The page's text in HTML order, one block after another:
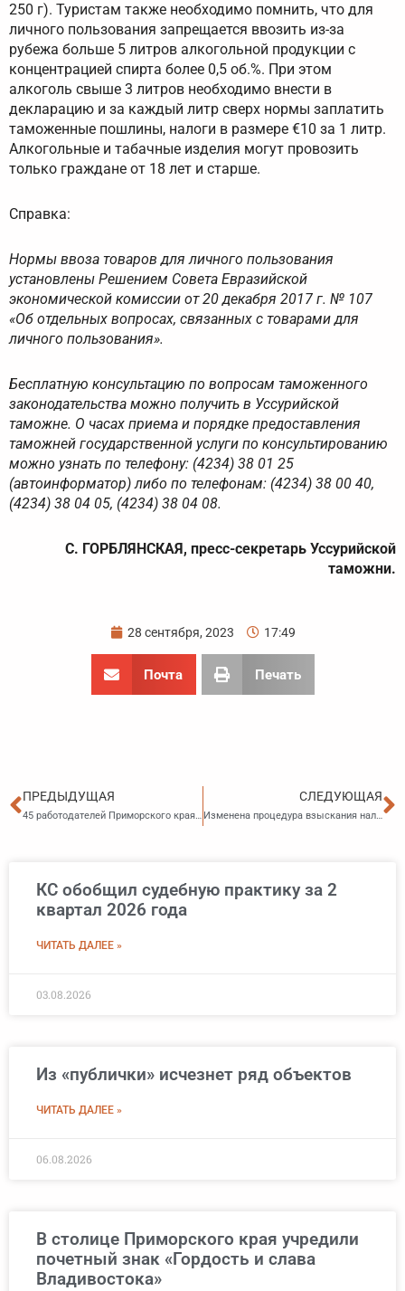
250 г). Туристам также необходимо помнить, что для
личного пользования запрещается ввозить из-за
рубежа больше 5 литров алкогольной продукции с
концентрацией спирта более 0,5 об.%. При этом
алкоголь свыше 3 литров необходимо внести в
декларацию и за каждый литр сверх нормы заплатить
таможенные пошлины, налоги в размере €10 за 1 литр.
Алкогольные и табачные изделия могут провозить
только граждане от 18 лет и старше.
Справка:
Нормы ввоза товаров для личного пользования
установлены Решением Совета Евразийской
экономической комиссии от 20 декабря 2017 г. № 107
«Об отдельных вопросах, связанных с товарами для
личного пользования».
Бесплатную консультацию по вопросам таможенного
законодательства можно получить в Уссурийской
таможне. О часах приема и порядке предоставления
таможней государственной услуги по консультированию
можно узнать по телефону: (4234) 38 01 25
(автоинформатор) либо по телефонам: (4234) 38 00 40,
(4234) 38 04 05, (4234) 38 04 08.
С. ГОРБЛЯНСКАЯ, пресс-секретарь Уссурийской
таможни.
28 сентября, 2023 17:49
Почта Печать
Пред
ПРЕДЫДУЩАЯ
45 работодателей Приморского края получили субсидии от Социального фонда за трудоустройство граждан
СЛЕДУЮЩАЯ
Изменена процедура взыскания налоговой задолженности
КС обобщил судебную практику за 2
квартал 2026 года
ЧИТАТЬ ДАЛЕЕ »
03.08.2026
Из «публички» исчезнет ряд объектов
ЧИТАТЬ ДАЛЕЕ »
06.08.2026
В столице Приморского края учредили
почетный знак «Гордость и слава
Владивостока»